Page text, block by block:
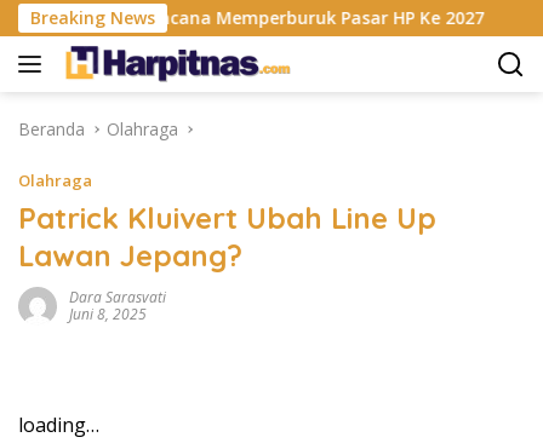
Langsung
ke
konten
Breaking News
RAM Berencana Memperburuk Pasar HP Ke 2027
Beranda Olahraga
Olahraga
Patrick Kluivert Ubah Line Up
Lawan Jepang?
Dara Sarasvati
Juni 8, 2025
loading…